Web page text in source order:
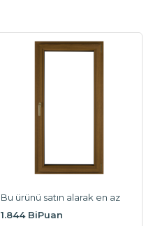
Bu ürünü satın alarak en az
1.844 BiPuan